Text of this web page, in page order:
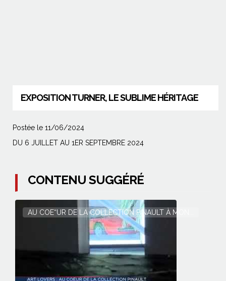
EXPOSITION TURNER, LE SUBLIME HÉRITAGE
Postée le 11/06/2024
DU 6 JUILLET AU 1ER SEPTEMBRE 2024
CONTENU SUGGÉRÉ
AU COE“UR DE LA COLLECTION PINAULT À MON...